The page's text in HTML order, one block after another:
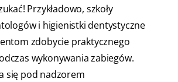
Przykładowo, szkoły
i higienistki dentystyczne
zdobycie praktycznego
wykonywania zabiegów.
się pod nadzorem